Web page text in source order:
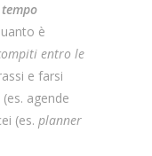
tempo
è
entro le
e farsi
agende
(es. planner